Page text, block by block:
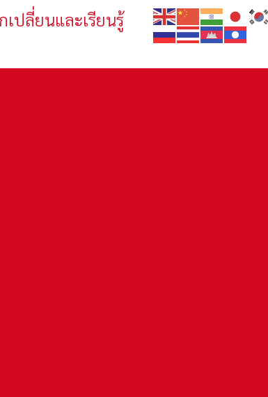
เปลี่ยนและเรียนรู้